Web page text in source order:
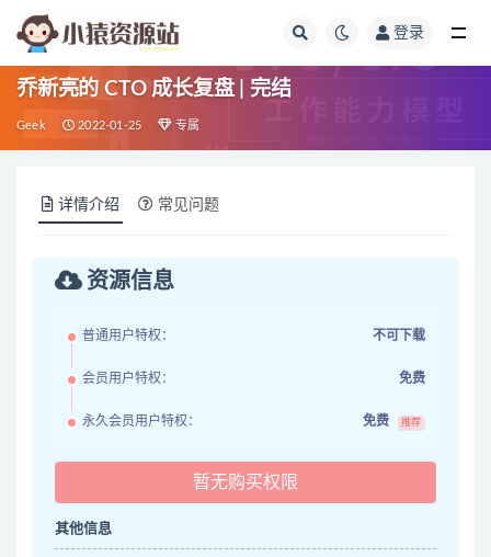
登录
乔新亮的 CTO 成长复盘 | 完结
Geek 2022-01-25 专属
详情介绍 常见问题
资源信息
普通用户特权： 不可下载
会员用户特权： 免费
永久会员用户特权： 免费 推荐
暂无购买权限
其他信息